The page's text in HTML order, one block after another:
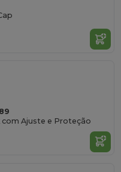
com Ajuste e Proteção